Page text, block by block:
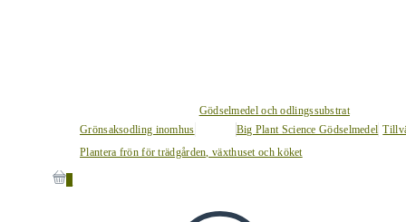
Grönsaksodling inomhus
Gödselmedel och odlingssubstrat
Big Plant Science Gödselmedel
Plantera frön för trädgården, växthuset och köket